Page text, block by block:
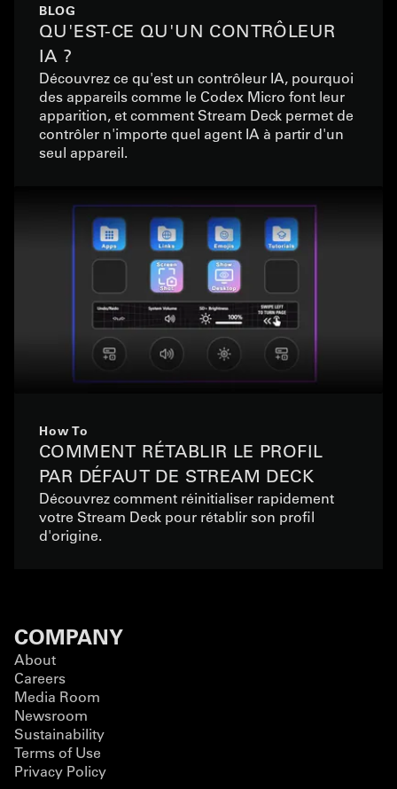
BLOG
QU'EST-CE QU'UN CONTRÔLEUR
IA ?
Découvrez ce qu'est un contrôleur IA, pourquoi
des appareils comme le Codex Micro font leur
apparition, et comment Stream Deck permet de
contrôler n'importe quel agent IA à partir d'un
seul appareil.
How To
COMMENT RÉTABLIR LE PROFIL
PAR DÉFAUT DE STREAM DECK
Découvrez comment réinitialiser rapidement
votre Stream Deck pour rétablir son profil
d'origine.
COMPANY
About
Careers
Media Room
Newsroom
Sustainability
Terms of Use
Privacy Policy